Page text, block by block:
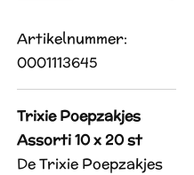
Artikelnummer:
0001113645
Trixie Poepzakjes
Assorti 10 x 20 st
De Trixie Poepzakjes